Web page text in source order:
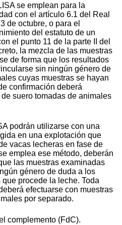
se emplean para la
con el artículo 6.1 del Real
de octubre, o para el
del estatuto de un
el punto 11 de la parte II del
la mezcla de las muestras
de forma que los resultados
sin ningún género de
cuyas muestras se hayan
confirmación deberá
suero tomadas de animales
podrán utilizarse con una
en una explotación que
vacas lecheras en fase de
emplea ese método, deberán
las muestras examinadas
género de duda a los
procede la leche. Toda
efectuarse con muestras
por separado.
complemento (FdC).